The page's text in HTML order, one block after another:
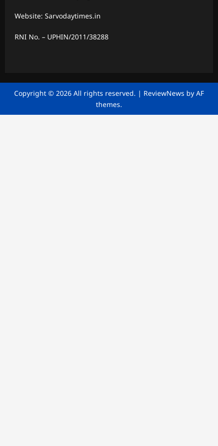
Website: Sarvodaytimes.in
RNI No. – UPHIN/2011/38288
Copyright © 2026 All rights reserved. | ReviewNews by AF
themes.